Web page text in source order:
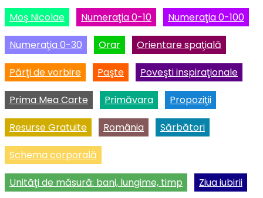
Moş Nicolae Numeraţia 0-10 Numeraţia 0-100
Numeraţia 0-30 Orar Orientare spaţială
Părţi de vorbire Paşte Poveşti inspiraţionale
Prima Mea Carte Primăvara Propoziţii
Resurse Gratuite România Sărbători
Schema corporală
Unităţi de măsură: bani, lungime, timp Ziua iubirii